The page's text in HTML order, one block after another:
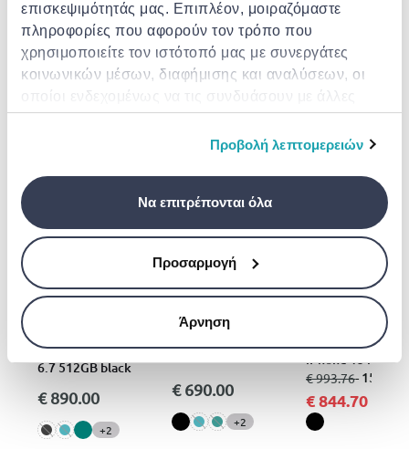
επισκεψιμότητάς μας. Επιπλέον, μοιραζόμαστε
πληροφορίες που αφορούν τον τρόπο που
χρησιμοποιείτε τον ιστότοπό μας με συνεργάτες
κοινωνικών μέσων, διαφήμισης και αναλύσεων, οι
οποίοι ενδεχομένως να τις συνδυάσουν με άλλες
πληροφορίες που τους έχετε παραχωρήσει ή τις
οποίες έχουν συλλέξει σε σχέση με την από μέρους
Προβολή λεπτομερειών
Να επιτρέπονται όλα
Προσαρμογή
Άρνηση
Χαρακτηριστικά
Λεπτομέρειες
EXTRA -10%
Apple iPhone 15 plus
6.7 512GB black
€ 890.00
+2
EXTRA -10%
APPLE
iPhone 15 128GB
€ 690.00
+2
EXTRA -10%
Apple mtp03zd/a
iPhone 15 κινητό
τηλέφωνο
5G(6GB/128GB)
από
€ 993.76σε
- 15%
- 15%
€ 844.70